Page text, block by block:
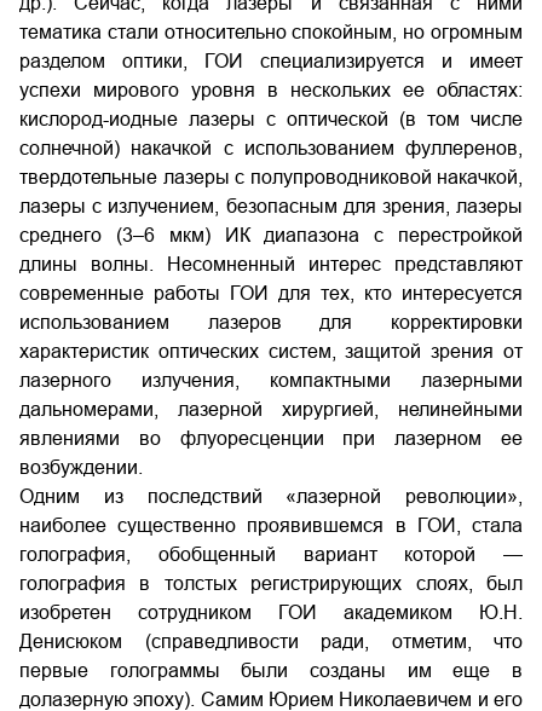
тематика стали относительно спокойным, но огромным
разделом оптики, ГОИ специализируется и имеет
успехи мирового уровня в нескольких ее областях:
кислород-иодные лазеры с оптической (в том числе
солнечной) накачкой с использованием фуллеренов,
твердотельные лазеры с полупроводниковой накачкой,
лазеры с излучением, безопасным для зрения, лазеры
среднего (3–6 мкм) ИК диапазона с перестройкой
длины волны. Несомненный интерес представляют
современные работы ГОИ для тех, кто интересуется
использованием лазеров для корректировки
характеристик оптических систем, защитой зрения от
лазерного излучения, компактными лазерными
дальномерами, лазерной хирургией, нелинейными
явлениями во флуоресценции при лазерном ее
возбуждении.
Одним из последствий «лазерной революции»,
наиболее существенно проявившемся в ГОИ, стала
голография, обобщенный вариант которой —
голография в толстых регистрирующих слоях, был
изобретен сотрудником ГОИ академиком Ю.Н.
Денисюком (справедливости ради, отметим, что
первые голограммы были созданы им еще в
долазерную эпоху). Самим Юрием Николаевичем и его